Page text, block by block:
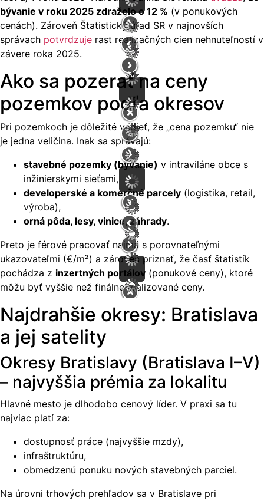
bývanie v roku 2025 zdraželo o 12 % (v ponukových
cenách). Zároveň Štatistický úrad SR v najnovších
správach potvrdzuje rast realizačných cien nehnuteľností v
závere roka 2025.
Ako sa pozerať na ceny
pozemkov podľa okresov
Pri pozemkoch je dôležité vedieť, že „cena pozemku“ nie
je jedna veličina. Inak sa správajú:
stavebné pozemky (bývanie) v intraviláne obce s
inžinierskymi sieťami,
developerské a komerčné parcely (logistika, retail,
výroba),
orná pôda, lesy, vinice, záhrady.
Preto je férové pracovať najmä s porovnateľnými
ukazovateľmi (€/m²) a zároveň priznať, že časť štatistík
pochádza z inzertných portálov (ponukové ceny), ktoré
môžu byť vyššie než finálne realizované ceny.
Najdrahšie okresy: Bratislava
a jej satelity
Okresy Bratislavy (Bratislava I–V)
– najvyššia prémia za lokalitu
Hlavné mesto je dlhodobo cenový líder. V praxi sa tu
najviac platí za:
dostupnosť práce (najvyššie mzdy),
infraštruktúru,
obmedzenú ponuku nových stavebných parciel.
Na úrovni trhových prehľadov sa v Bratislave pri